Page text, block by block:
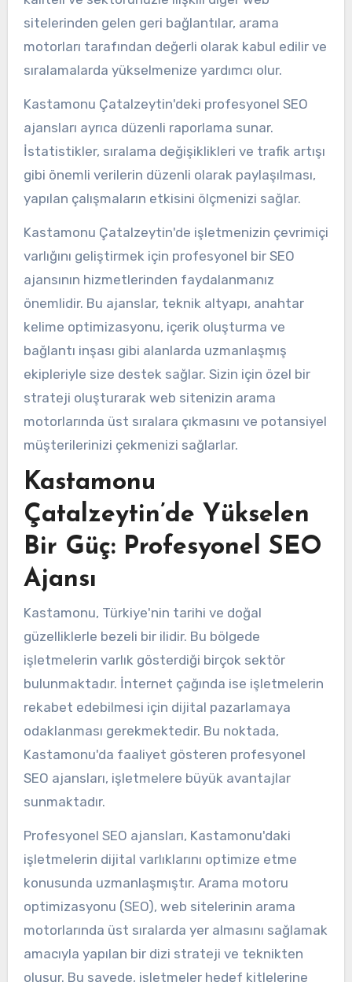
sitelerinden gelen geri bağlantılar, arama
motorları tarafından değerli olarak kabul edilir ve
sıralamalarda yükselmenize yardımcı olur.
Kastamonu Çatalzeytin'deki profesyonel SEO
ajansları ayrıca düzenli raporlama sunar.
İstatistikler, sıralama değişiklikleri ve trafik artışı
gibi önemli verilerin düzenli olarak paylaşılması,
yapılan çalışmaların etkisini ölçmenizi sağlar.
Kastamonu Çatalzeytin'de işletmenizin çevrimiçi
varlığını geliştirmek için profesyonel bir SEO
ajansının hizmetlerinden faydalanmanız
önemlidir. Bu ajanslar, teknik altyapı, anahtar
kelime optimizasyonu, içerik oluşturma ve
bağlantı inşası gibi alanlarda uzmanlaşmış
ekipleriyle size destek sağlar. Sizin için özel bir
strateji oluşturarak web sitenizin arama
motorlarında üst sıralara çıkmasını ve potansiyel
müşterilerinizi çekmenizi sağlarlar.
Kastamonu
Çatalzeytin’de Yükselen
Bir Güç: Profesyonel SEO
Ajansı
Kastamonu, Türkiye'nin tarihi ve doğal
güzelliklerle bezeli bir ilidir. Bu bölgede
işletmelerin varlık gösterdiği birçok sektör
bulunmaktadır. İnternet çağında ise işletmelerin
rekabet edebilmesi için dijital pazarlamaya
odaklanması gerekmektedir. Bu noktada,
Kastamonu'da faaliyet gösteren profesyonel
SEO ajansları, işletmelere büyük avantajlar
sunmaktadır.
Profesyonel SEO ajansları, Kastamonu'daki
işletmelerin dijital varlıklarını optimize etme
konusunda uzmanlaşmıştır. Arama motoru
optimizasyonu (SEO), web sitelerinin arama
motorlarında üst sıralarda yer almasını sağlamak
amacıyla yapılan bir dizi strateji ve teknikten
oluşur. Bu sayede, işletmeler hedef kitlelerine